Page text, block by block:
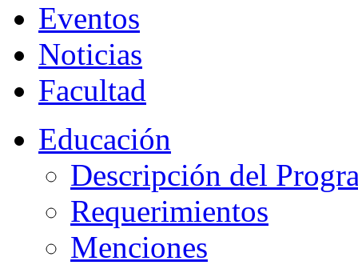
Eventos
Noticias
Facultad
Educación
Descripción del
Requerimientos
Menciones